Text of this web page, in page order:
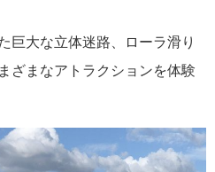
巨大な立体迷路、ローラ滑り
ざまなアトラクションを体験